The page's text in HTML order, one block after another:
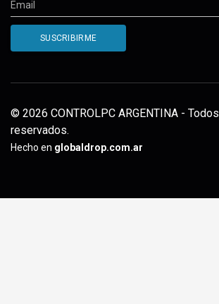
© 2026 CONTROLPC ARGENTINA -
reservados.
Hecho en globaldrop.com.ar